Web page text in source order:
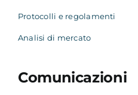
Protocolli e regolamenti
Analisi di mercato
Comunicazioni